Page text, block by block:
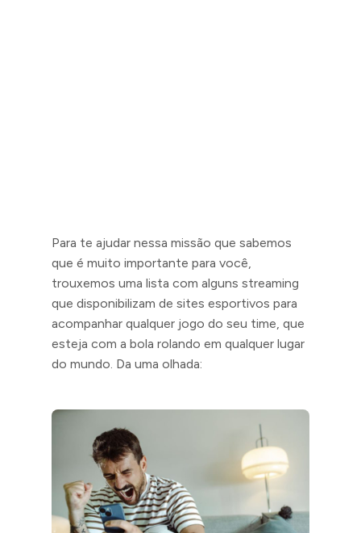
Para te ajudar nessa missão que sabemos
que é muito importante para você,
trouxemos uma lista com alguns streaming
que disponibilizam de sites esportivos para
acompanhar qualquer jogo do seu time, que
esteja com a bola rolando em qualquer lugar
do mundo. Da uma olhada: